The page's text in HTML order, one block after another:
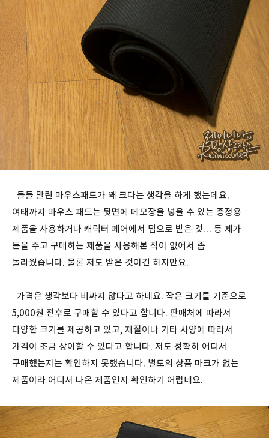
돌돌 말린 마우스패드가 꽤 크다는 생각을 하게 했는데요.
여태까지 마우스 패드는 뒷면에 메모장을 넣을 수 있는 증정용
제품을 사용하거나 캐릭터 페어에서 덤으로 받은 것… 등 제가
돈을 주고 구매하는 제품을 사용해본 적이 없어서 좀
놀라웠습니다. 물론 저도 받은 것이긴 하지만요.
가격은 생각보다 비싸지 않다고 하네요. 작은 크기를 기준으로
5,000원 전후로 구매할 수 있다고 합니다. 판매처에 따라서
다양한 크기를 제공하고 있고, 재질이나 기타 사양에 따라서
가격이 조금 상이할 수 있다고 합니다. 저도 정확히 어디서
구매했는지는 확인하지 못했습니다. 별도의 상품 마크가 없는
제품이라 어디서 나온 제품인지 확인하기 어렵네요.